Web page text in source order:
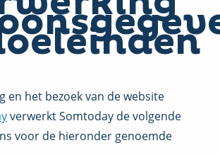
en het bezoek van de website
verwerkt Somtoday de volgende
voor de hieronder genoemde